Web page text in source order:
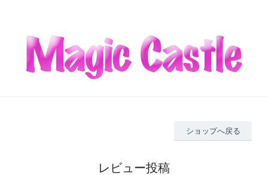
ショップへ戻る
レビュー投稿